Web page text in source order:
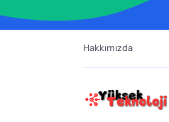
Hakkımızda